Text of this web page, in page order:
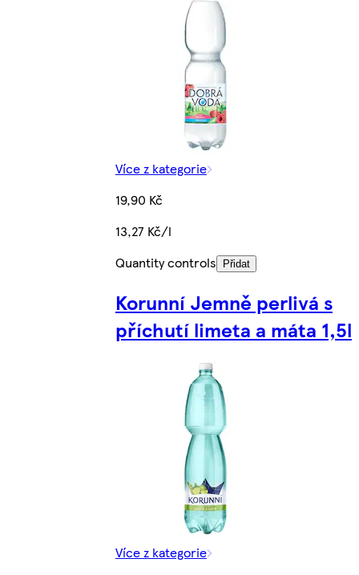
Více z kategorie
19,90 Kč
13,27 Kč/l
Quantity controls
Přidat
Korunní Jemně perlivá s
příchutí limeta a máta 1,5l
Více z kategorie